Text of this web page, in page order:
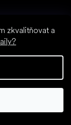
zkvalitňovat a